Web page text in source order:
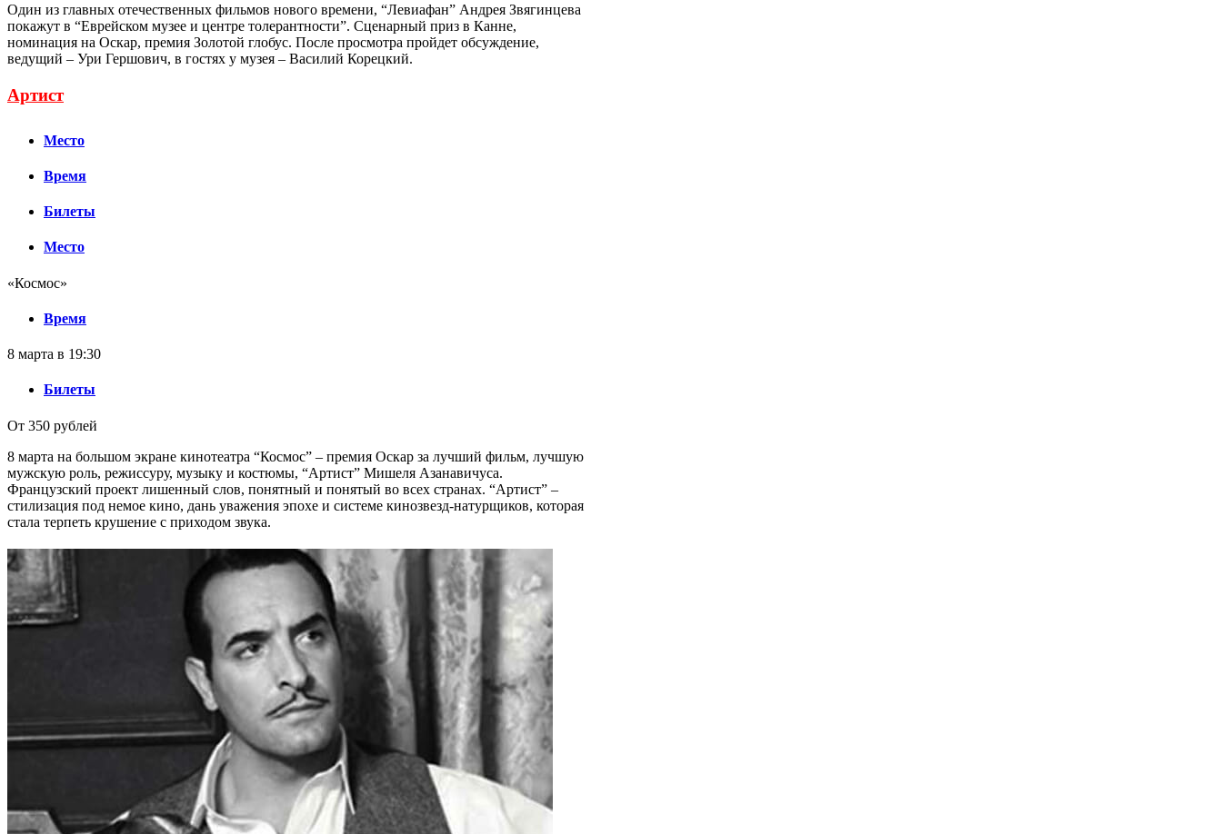
Один из главных отечественных фильмов нового времени, “Левиафан” Андрея Звягинцева
покажут в “Еврейском музее и центре толерантности”. Сценарный приз в Канне,
номинация на Оскар, премия Золотой глобус. После просмотра пройдет обсуждение,
ведущий – Ури Гершович, в гостях у музея – Василий Корецкий.
Артист
Место
Время
Билеты
Место
«Космос»
Время
8 марта в 19:30
Билеты
От 350 рублей
8 марта на большом экране кинотеатра “Космос” – премия Оскар за лучший фильм, лучшую
мужскую роль, режиссуру, музыку и костюмы, “Артист” Мишеля Азанавичуса.
Французский проект лишенный слов, понятный и понятый во всех странах. “Артист” –
стилизация под немое кино, дань уважения эпохе и системе кинозвезд-натурщиков, которая
стала терпеть крушение с приходом звука.